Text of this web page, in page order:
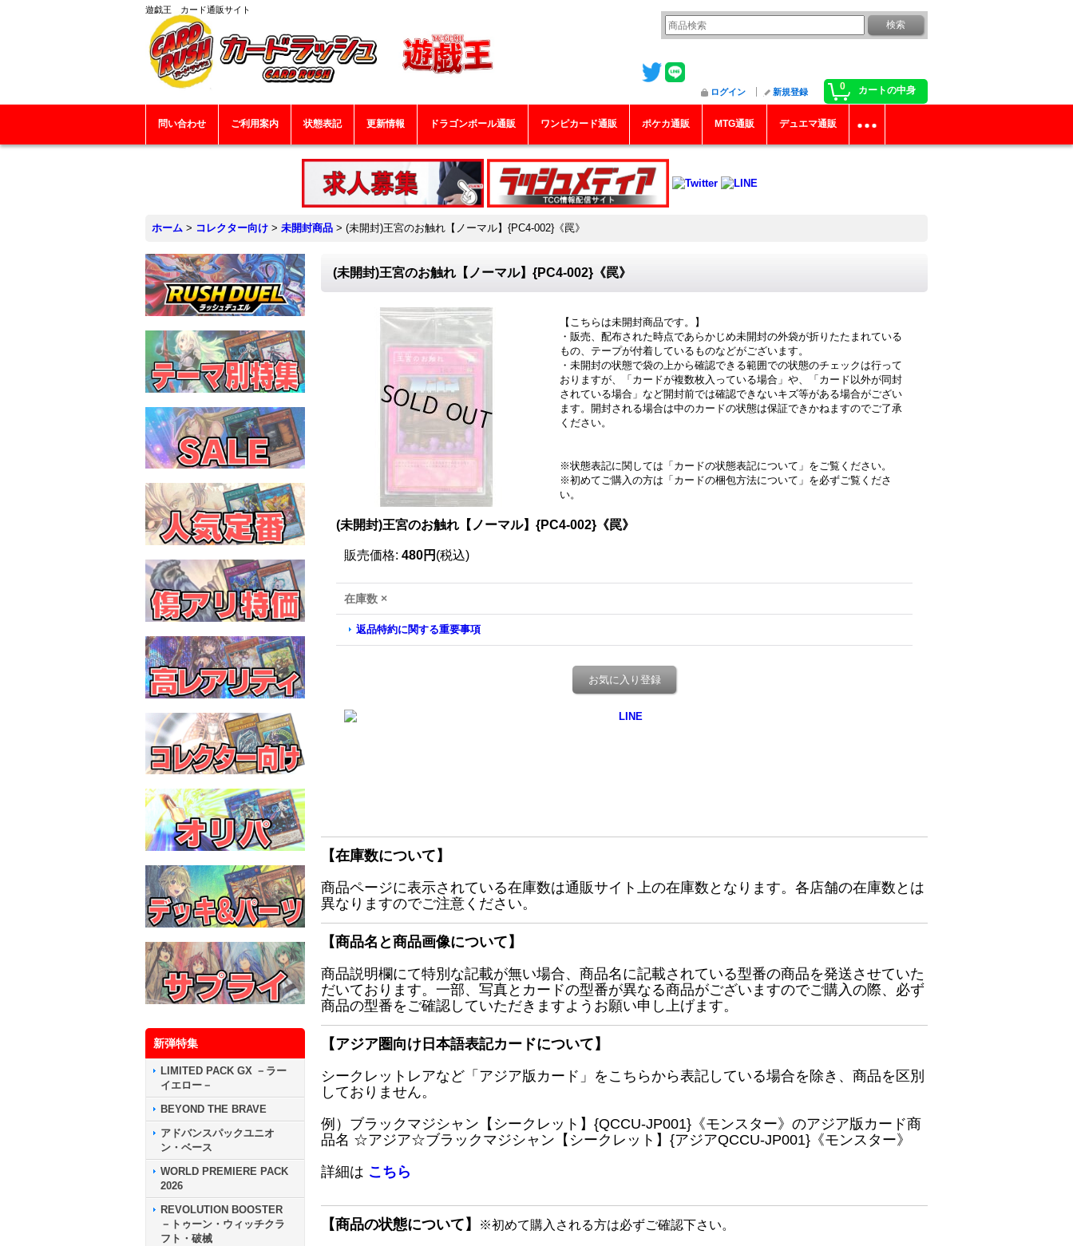
遊戯王 カード通販サイト
0 カートの中身
ログイン 新規登録
問い合わせ ご利用案内 状態表記 更新情報 ドラゴンボール通販 ワンピカード通販 ポケカ通販 MTG通販 デュエマ通販
ホーム > コレクター向け > 未開封商品 > (未開封)王宮のお触れ【ノーマル】{PC4-002}《罠》
新弾特集
LIMITED PACK GX －ラー
イエロー－
BEYOND THE BRAVE
アドバンスパックユニオ
ン・ベース
WORLD PREMIERE PACK
2026
REVOLUTION BOOSTER
－トゥーン・ウィッチクラ
フト・破械
(未開封)王宮のお触れ【ノーマル】{PC4-002}《罠》
【こちらは未開封商品です。】
・販売、配布された時点であらかじめ未開封の外袋が折りたたまれている
もの、テープが付着しているものなどがございます。
・未開封の状態で袋の上から確認できる範囲での状態のチェックは行って
おりますが、「カードが複数枚入っている場合」や、「カード以外が同封
されている場合」など開封前では確認できないキズ等がある場合がござい
ます。開封される場合は中のカードの状態は保証できかねますのでご了承
ください。
※状態表記に関しては「 カードの状態表記について」をご覧ください。
※初めてご購入の方は「 カードの梱包方法について」を必ずご覧くださ
い。
(未開封)王宮のお触れ【ノーマル】{PC4-002}《罠》
販売価格: 480円 (税込)
在庫数 ×
返品特約に関する重要事項
お気に入り登録
【在庫数について】
商品ページに表示されている在庫数は通販サイト上の在庫数となります。各店舗の在庫数とは
異なりますのでご注意ください。
【商品名と商品画像について】
商品説明欄にて特別な記載が無い場合、商品名に記載されている型番の商品を発送させていた
だいております。一部、写真とカードの型番が異なる商品がございますのでご購入の際、必ず
商品の型番をご確認していただきますようお願い申し上げます。
【アジア圏向け日本語表記カードについて】
シークレットレアなど「アジア版カード」をこちらから表記している場合を除き、商品を区別
しておりません。
例）ブラックマジシャン【シークレット】{QCCU-JP001}《モンスター》のアジア版カード商
品名 ☆アジア☆ブラックマジシャン【シークレット】{アジアQCCU-JP001}《モンスター》
詳細は こちら
【商品の状態について】 ※初めて購入される方は必ずご確認下さい。